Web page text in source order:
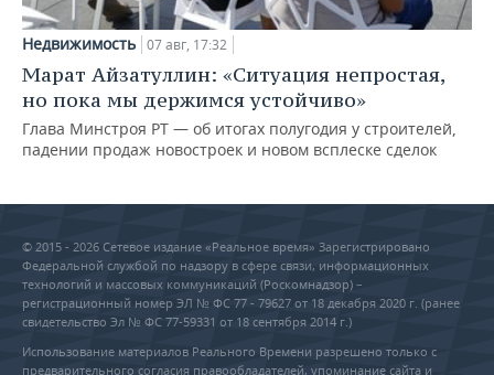
Недвижимость 07 авг, 17:32
Марат Айзатуллин: «Ситуация непростая,
но пока мы держимся устойчиво»
Глава Минстроя РТ — об итогах полугодия у строителей,
падении продаж новостроек и новом всплеске сделок
© 2015 - 2026 Сетевое издание «Реальное время» Зарегистрировано
Федеральной службой по надзору в сфере связи, информационных
технологий и массовых коммуникаций (Роскомнадзор) –
регистрационный номер ЭЛ № ФС 77 - 79627 от 18 декабря 2020 г. (ранее
свидетельство Эл № ФС 77-59331 от 18 сентября 2014 г.)
Использование материалов Реального Времени разрешено только с
предварительного согласия правообладателей, упоминание сайта и